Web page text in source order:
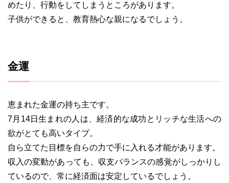
めたり、行動をしてしまうところがあります。
子供ができると、教育熱心な親になるでしょう。
金運
恵まれた金運の持ち主です。
7月14日生まれの人は、経済的な成功とリッチな生活への
欲がとても高いタイプ。
自ら立てた目標を自らの力で手に入れる才能があります。
収入の変動があっても、収支バランスの感覚がしっかりし
ているので、常に経済面は安定しているでしょう。